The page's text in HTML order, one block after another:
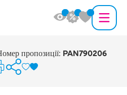
пропозиції: PAN790206